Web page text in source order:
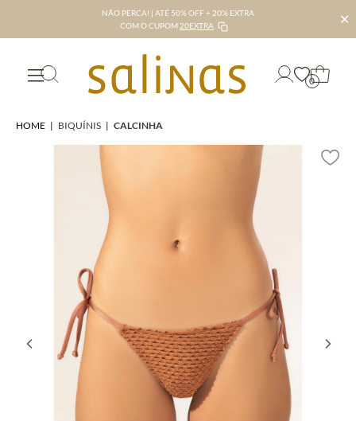
NÃO PERCA! | ATÉ 50% OFF + 20% EXTRA
COM O CUPOM 20EXTRA ✕
0
HOME | BIQUÍNIS | CALCINHA